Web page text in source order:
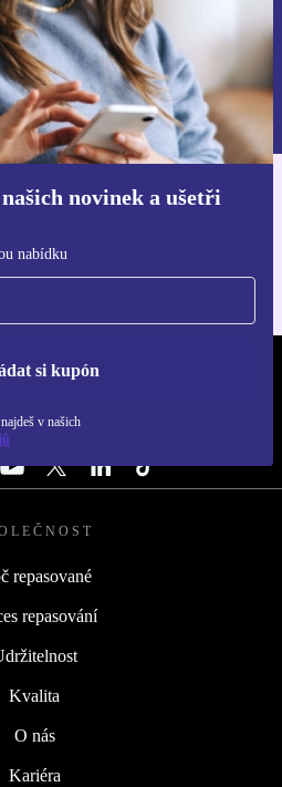
novinek a ušetři
nabídku
si kupón
v našich
voucher
najdeš v našich
údajů.
si aplikaci refurbed
- RETHINK NEW.
NÁS
repasované
repasování
Kvalita
O nás
Kariéra